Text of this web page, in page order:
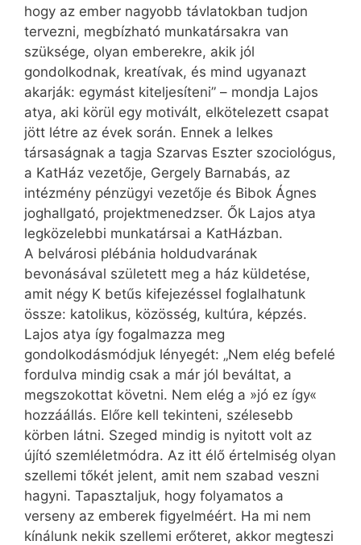
hogy az ember nagyobb távlatokban tudjon
tervezni, megbízható munkatársakra van
szüksége, olyan emberekre, akik jól
gondolkodnak, kreatívak, és mind ugyanazt
akarják: egymást kiteljesíteni” – mondja Lajos
atya, aki körül egy motivált, elkötelezett csapat
jött létre az évek során. Ennek a lelkes
társaságnak a tagja Szarvas Eszter szociológus,
a KatHáz vezetője, Gergely Barnabás, az
intézmény pénzügyi vezetője és Bibok Ágnes
joghallgató, projektmenedzser. Ők Lajos atya
legközelebbi munkatársai a KatHázban.
A belvárosi plébánia holdudvarának
bevonásával született meg a ház küldetése,
amit négy K betűs kifejezéssel foglalhatunk
össze: katolikus, közösség, kultúra, képzés.
Lajos atya így fogalmazza meg
gondolkodásmódjuk lényegét: „Nem elég befelé
fordulva mindig csak a már jól beváltat, a
megszokottat követni. Nem elég a »jó ez így«
hozzáállás. Előre kell tekinteni, szélesebb
körben látni. Szeged mindig is nyitott volt az
újító szemléletmódra. Az itt élő értelmiség olyan
szellemi tőkét jelent, amit nem szabad veszni
hagyni. Tapasztaljuk, hogy folyamatos a
verseny az emberek figyelméért. Ha mi nem
kínálunk nekik szellemi erőteret, akkor megteszi